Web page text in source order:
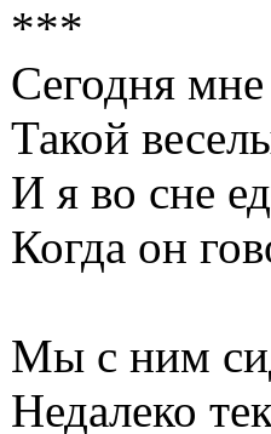
***
Сегодня
Такой
И я во сне
Когда он
Мы с ним
Недалеко